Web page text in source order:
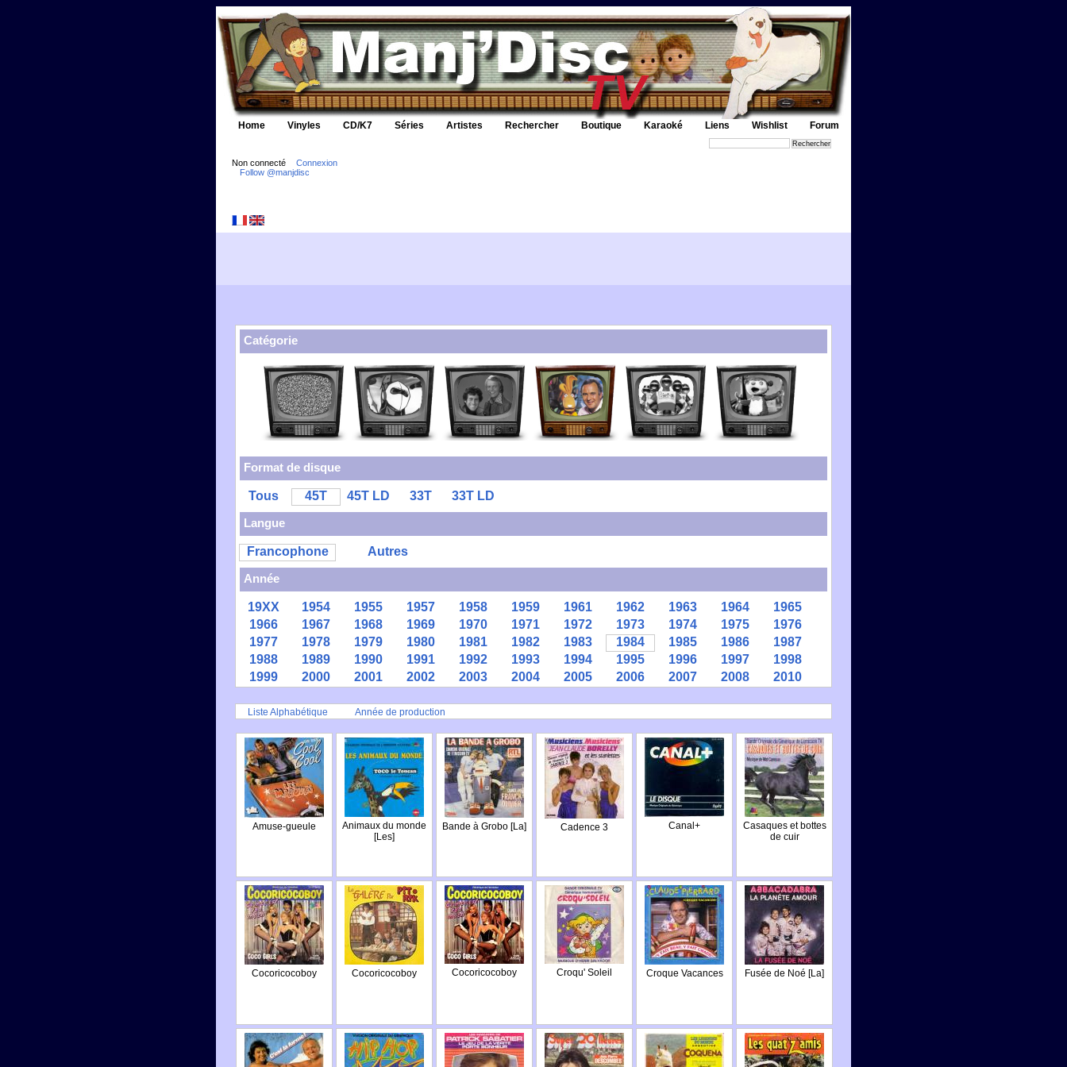
Home Vinyles CD/K7 Séries Artistes Rechercher Boutique Karaoké Liens Wishlist Forum
Non connecté
Connexion
Follow @manjdisc
Catégorie
Format de disque
Tous 45T 45T LD 33T
33T LD
Langue
Francophone
Autres
Année
19XX 1954 1955 1957 1958 1959 1961 1962 1963 1964
1965
1966
1967 1968 1969 1970 1971 1972 1973 1974 1975
1976
1977
1978 1979 1980 1981 1982 1983 1984 1985 1986
1987
1988
1989 1990 1991 1992 1993 1994 1995 1996 1997
1998
1999
2000 2001 2002 2003 2004 2005 2006 2007 2008 2010
Liste Alphabétique Année de production
Amuse-gueule
Animaux du monde
[Les]
Bande à Grobo [La] Cadence 3 Canal+
Casaques et bottes
de cuir
Cocoricocoboy Cocoricocoboy Cocoricocoboy Croqu' Soleil Croque Vacances Fusée de Noé [La]